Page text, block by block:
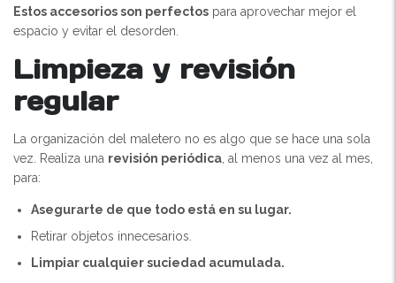
Estos accesorios son perfectos para aprovechar mejor el
espacio y evitar el desorden.
Limpieza y revisión
regular
La organización del maletero no es algo que se hace una sola
vez. Realiza una revisión periódica , al menos una vez al mes,
para:
Asegurarte de que todo está en su lugar.
Retirar objetos innecesarios.
Limpiar cualquier suciedad acumulada.